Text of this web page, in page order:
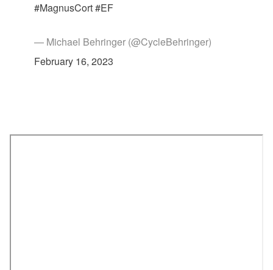
#MagnusCort#EF
— Michael Behringer (@CycleBehringer)
February 16, 2023